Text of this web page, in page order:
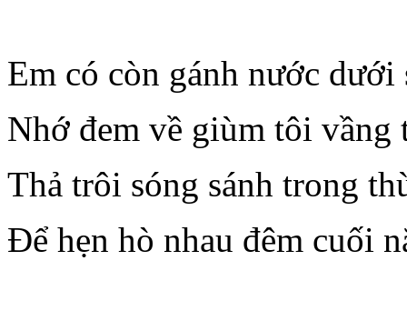
Em có còn gánh nước dưới
Nhớ đem về giùm tôi vầng
Thả trôi sóng sánh trong
Để hẹn hò nhau đêm cuối